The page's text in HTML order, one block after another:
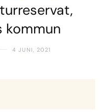
kommun
4 JUNI, 2021